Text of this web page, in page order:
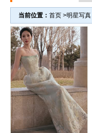
当前位置： 首页 >明星写真